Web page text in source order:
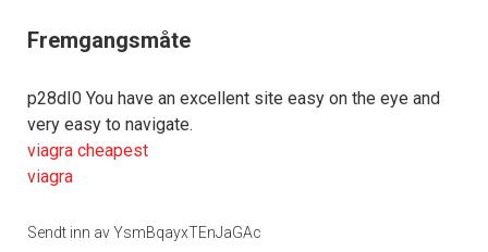
Fremgangsmåte
p28dI0 You have an excellent site easy on the eye and
very easy to navigate.
viagra cheapest
viagra
Sendt inn av YsmBqayxTEnJaGAc